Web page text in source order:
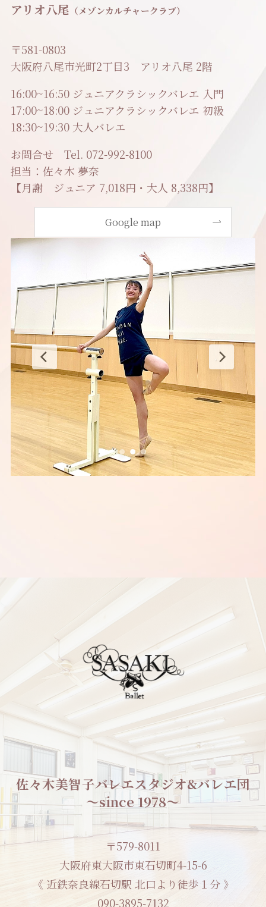
アリオ八尾 （メゾンカルチャークラブ）
〒581-0803
大阪府八尾市光町2丁目3 アリオ八尾 2階
16:00~16:50 ジュニアクラシックバレエ 入門
17:00~18:00 ジュニアクラシックバレエ 初級
18:30~19:30 大人バレエ
お問合せ Tel. 072-992-8100
担当：佐々木 夢奈
【月謝 ジュニア 7,018円・大人 8,338円】
Google map
佐々木美智子バレエスタジオ&バレエ団
〜since 1978〜
〒579-8011
大阪府東大阪市東石切町4-15-6
《 近鉄奈良線石切駅 北口より徒歩１分 》
090-3895-7132